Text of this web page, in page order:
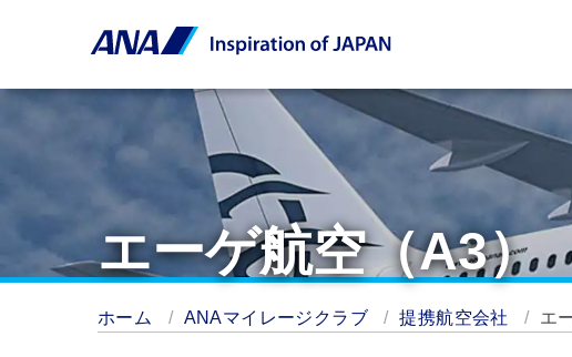
エーゲ航空（A3）
ホーム ANAマイレージクラブ 提携航空会社 エ